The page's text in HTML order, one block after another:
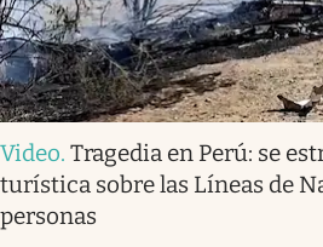
Video. Tragedia en Perú: se
turística sobre las Líneas de
personas